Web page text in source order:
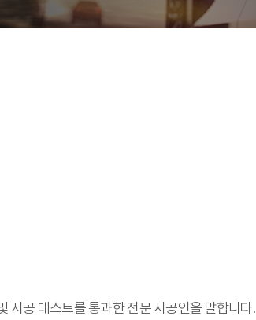
시공 테스트를 통과한 전문 시공인을 말합니다.